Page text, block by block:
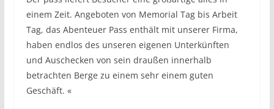
einem Zeit. Angeboten von Memorial Tag bis Arbeit
Tag, das Abenteuer Pass enthält mit unserer Firma,
haben endlos des unseren eigenen Unterkünften
und Auschecken von sein draußen innerhalb
betrachten Berge zu einem sehr einem guten
Geschäft. «